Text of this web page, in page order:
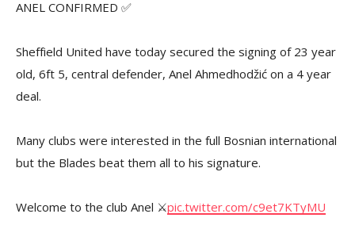
ANEL CONFIRMED ✅
Sheffield United have today secured the signing of 23 year
old, 6ft 5, central defender, Anel Ahmedhodžić on a 4 year
deal.
Many clubs were interested in the full Bosnian international
but the Blades beat them all to his signature.
Welcome to the club Anel ⚔️pic.twitter.com/c9et7KTyMU